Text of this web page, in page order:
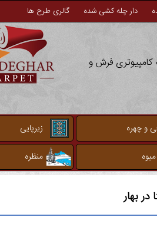
دار چله کشی شده گالری طرح ها
کامپیوتری فرش و
و چهره زیرپایی
منظره
بهار